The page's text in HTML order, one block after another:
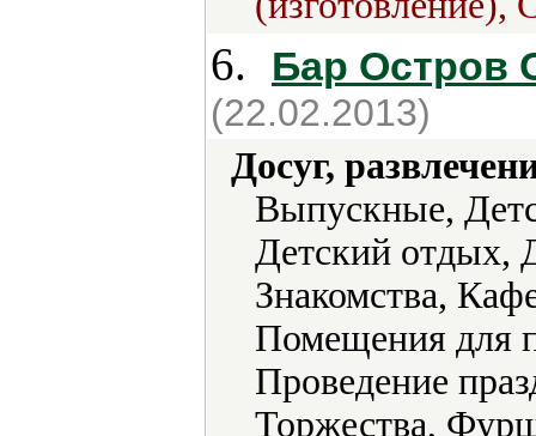
6. Бар Остров
(22.02.2013)
Досуг,
Выпускные,
Детский отдых,
Знакомства,
Помещения для
Проведение
Торжества,